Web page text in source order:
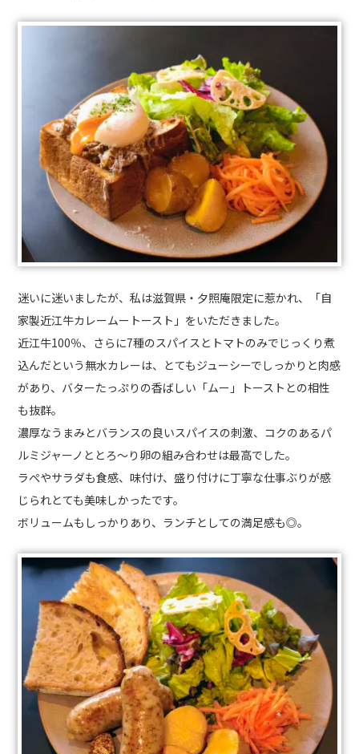
迷いに迷いましたが、私は滋賀県・夕照庵限定に惹かれ、「自
家製近江牛カレームートースト」をいただきました。
近江牛100％、さらに7種のスパイスとトマトのみでじっくり煮
込んだという無水カレーは、とてもジューシーでしっかりと肉感
があり、バターたっぷりの香ばしい「ムー」トーストとの相性
も抜群。
濃厚なうまみとバランスの良いスパイスの刺激、コクのあるパ
ルミジャーノととろ～り卵の組み合わせは最高でした。
ラぺやサラダも食感、味付け、盛り付けに丁寧な仕事ぶりが感
じられとても美味しかったです。
ボリュームもしっかりあり、ランチとしての満足感も◎。